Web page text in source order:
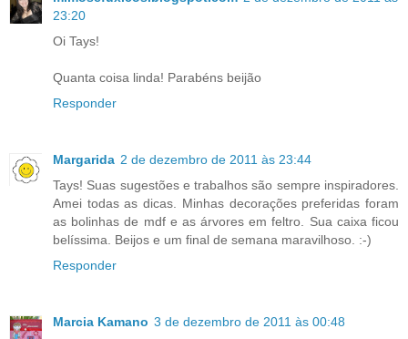
23:20
Oi Tays!
Quanta coisa linda! Parabéns beijão
Responder
Margarida 2 de dezembro de 2011 às 23:44
Tays! Suas sugestões e trabalhos são sempre inspiradores.
Amei todas as dicas. Minhas decorações preferidas foram
as bolinhas de mdf e as árvores em feltro. Sua caixa ficou
belíssima. Beijos e um final de semana maravilhoso. :-)
Responder
Marcia Kamano 3 de dezembro de 2011 às 00:48